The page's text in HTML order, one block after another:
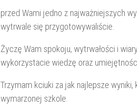
przed Wami jedno z najważniejszych
wytrwale się przygotowywaliście.
Życzę Wam spokoju, wytrwałości i
wykorzystacie wiedzę oraz
Trzymam kciuki za jak najlepsze
wymarzonej szkole.